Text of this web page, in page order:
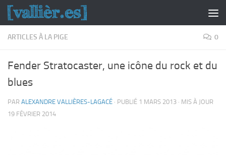
Skip to content
ARTICLES À LA PIGE 0
Fender Stratocaster, une icône du rock et du
blues
PAR ALEXANDRE VALLIÈRES-LAGACÉ · PUBLIÉ 1 MARS 2013 · MIS À JOUR
19 FÉVRIER 2014